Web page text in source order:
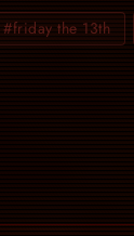
#friday the 13th